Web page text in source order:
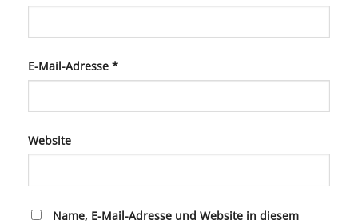
E-Mail-Adresse *
Website
Name, E-Mail-Adresse und Website in diesem